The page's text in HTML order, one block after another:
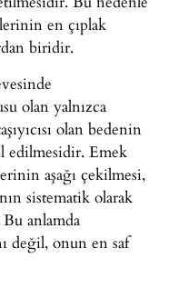
en çıplak
biridir.
olan yalnızca
olan bedenin
edilmesidir. Emek
aşağı çekilmesi,
sistematik olarak
Bu anlamda
değil, onun en saf